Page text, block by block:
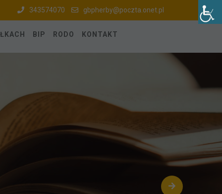
343574070 gbpherby@poczta.onet.pl
BIP RODO KONTAKT